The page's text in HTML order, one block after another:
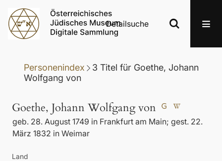
Detailsuche
Personenindex 3 Titel für Goethe, Johann
Wolfgang von
Goethe, Johann Wolfgang von
geb. 28. August 1749 in Frankfurt am Main; gest. 22.
März 1832 in Weimar
Land